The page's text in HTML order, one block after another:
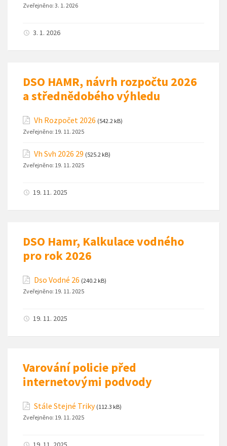
Zveřejněno: 3. 1. 2026
3. 1. 2026
DSO HAMR, návrh rozpočtu 2026
a střednědobého výhledu
Vh Rozpočet 2026 (542.2 kB)
Zveřejněno: 19. 11. 2025
Vh Svh 2026 29 (525.2 kB)
Zveřejněno: 19. 11. 2025
19. 11. 2025
DSO Hamr, Kalkulace vodného
pro rok 2026
Dso Vodné 26 (240.2 kB)
Zveřejněno: 19. 11. 2025
19. 11. 2025
Varování policie před
internetovými podvody
Stále Stejné Triky (112.3 kB)
Zveřejněno: 19. 11. 2025